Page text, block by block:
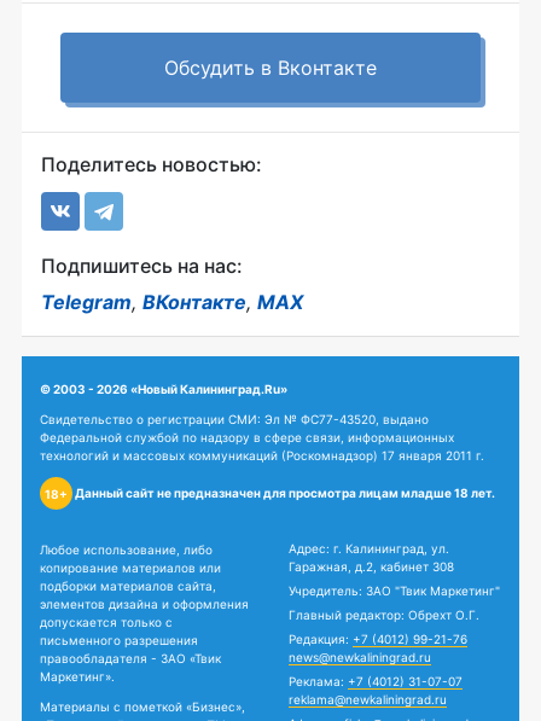
Обсудить в Вконтакте
Поделитесь новостью:
Подпишитесь на нас:
Telegram, ВКонтакте, MAX
© 2003 - 2026 «Новый Калининград.Ru»
Свидетельство о регистрации СМИ: Эл № ФС77-43520, выдано
Федеральной службой по надзору в сфере связи, информационных
технологий и массовых коммуникаций (Роскомнадзор) 17 января 2011 г.
18+ Данный сайт не предназначен для просмотра лицам младше 18 лет.
Любое использование, либо
копирование материалов или
подборки материалов сайта,
элементов дизайна и оформления
допускается только с
письменного разрешения
правообладателя - ЗАО «Твик
Маркетинг».
Материалы с пометкой «Бизнес»,
Адрес: г. Калининград, ул.
Гаражная, д.2, кабинет 308
Учредитель: ЗАО "Твик Маркетинг"
Главный редактор: Обрехт О.Г.
Редакция: +7 (4012) 99-21-76
news@newkaliningrad.ru
Реклама: +7 (4012) 31-07-07
reklama@newkaliningrad.ru